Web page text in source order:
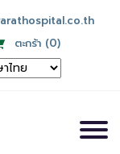
ตะกร้า (0)